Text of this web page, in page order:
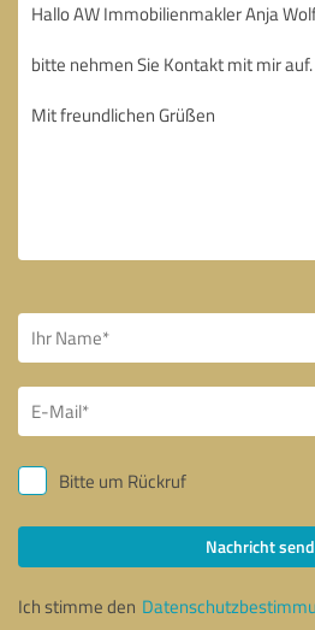
Bitte um Rückruf
Nachricht
Ich stimme den